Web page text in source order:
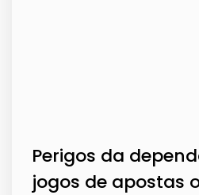
Perigos da
jogos de apostas